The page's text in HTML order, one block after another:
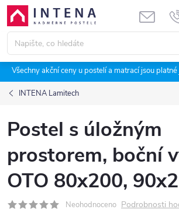
Přejít
obsah
Všechny akční ceny u postelí a matrací jsou
INTENA Lamitech
Postel s úložným
prostorem, boční
OTO 80x200,
Neohodnoceno Podrobnosti